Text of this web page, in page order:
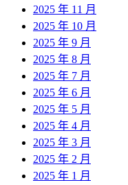
2025 年 11 月
2025 年 10 月
2025 年 9 月
2025 年 8 月
2025 年 7 月
2025 年 6 月
2025 年 5 月
2025 年 4 月
2025 年 3 月
2025 年 2 月
2025 年 1 月